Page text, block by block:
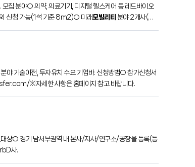
집 분야○ 의약, 의료기기, 디지털 헬스케어 등 레드바이오
신청 가능(1석 기준 8m2)○ 미래모빌리티 분야 2개사(미
분야 기술이전, 투자유치 수요 기업바. 신청방법○ 참가신청서
※자세한 사항은 홈페이지 참고 바랍니다.
상○ 경기 남서부권역 내 본사/지사/연구소/공장을 등록(등
사.